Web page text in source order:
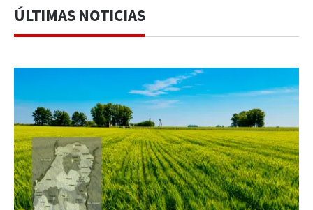
ÚLTIMAS NOTICIAS